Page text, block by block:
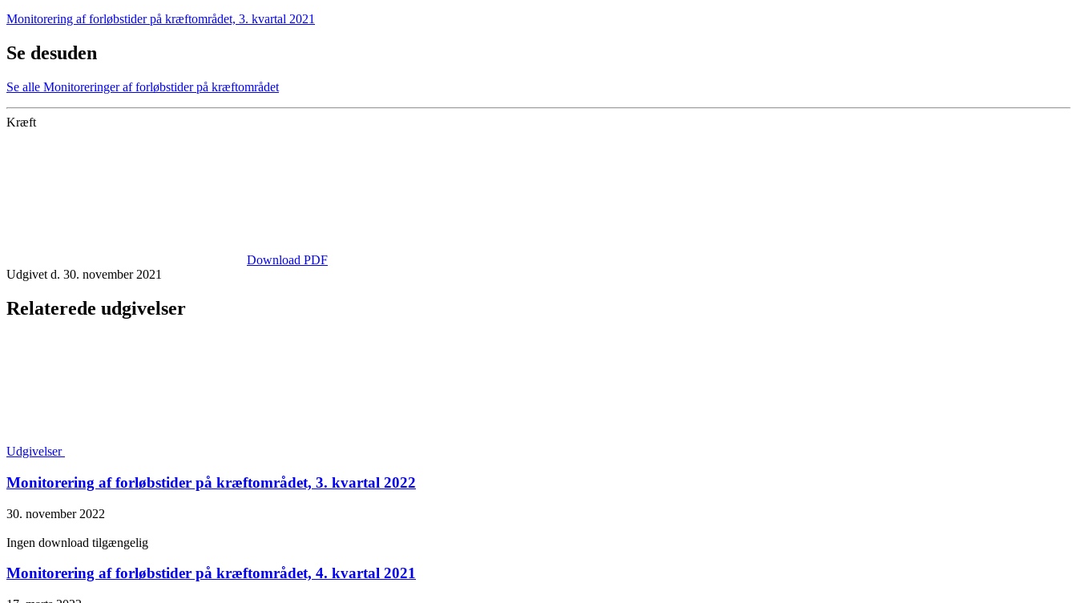
Monitorering af forløbstider på kræftområdet, 3. kvartal 2021
Se desuden
Se alle Monitoreringer af forløbstider på kræftområdet
Kræft
Download PDF
Udgivet d. 30. november 2021
Relaterede udgivelser
Udgivelser
Monitorering af forløbstider på kræftområdet, 3. kvartal 2022
30. november 2022
Ingen download tilgængelig
Monitorering af forløbstider på kræftområdet, 4. kvartal 2021